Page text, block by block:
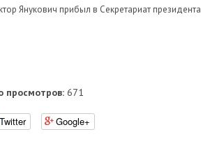
Янукович прибыл в Секретариат президента
просмотров: 671
Twitter Google+